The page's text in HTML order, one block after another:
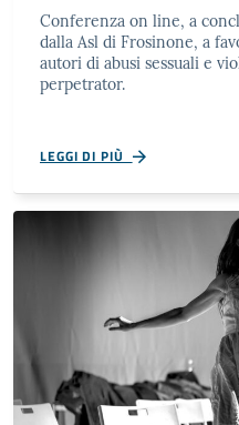
Conferenza on line, a
dalla Asl di Frosinone, a
autori di abusi sessuali e
perpetrator.
LEGGI DI PIÙ